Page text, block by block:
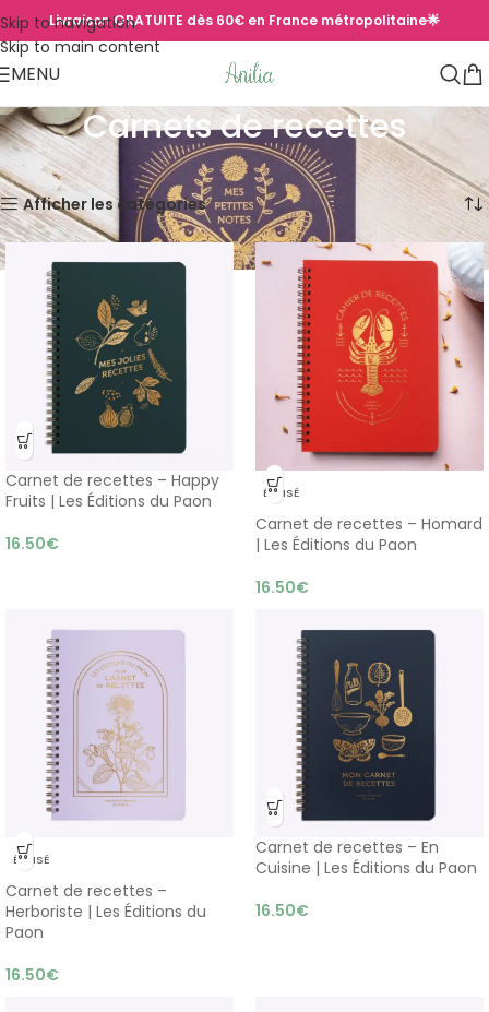
Skip to navigation
Skip to main content
Livraison GRATUITE dès 60€ en France métropolitaine🌟
MENU
Carnets de recettes
Accueil/ Papeterie 14 résultats affichés
Afficher les catégories
Carnet de recettes – Happy
Fruits | Les Éditions du Paon
16.50€
ÉPUISÉ
Carnet de recettes – Homard
| Les Éditions du Paon
16.50€
ÉPUISÉ
Carnet de recettes –
Herboriste | Les Éditions du
Paon
16.50€
Carnet de recettes – En
Cuisine | Les Éditions du Paon
16.50€